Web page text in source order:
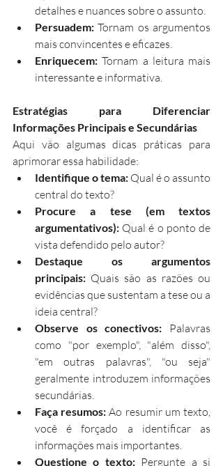
detalhes e nuances sobre o assunto.
Persuadem: Tornam os argumentos
mais convincentes e eficazes.
Enriquecem: Tornam a leitura mais
interessante e informativa.
Estratégias para Diferenciar
Informações Principais e Secundárias
Aqui vão algumas dicas práticas para
aprimorar essa habilidade:
Identifique o tema: Qual é o assunto
central do texto?
Procure a tese (em textos
argumentativos): Qual é o ponto de
vista defendido pelo autor?
Destaque os argumentos
principais: Quais são as razões ou
evidências que sustentam a tese ou a
ideia central?
Observe os conectivos: Palavras
como "por exemplo", "além disso",
"em outras palavras", "ou seja"
geralmente introduzem informações
secundárias.
Faça resumos: Ao resumir um texto,
você é forçado a identificar as
informações mais importantes.
Questione o texto: Pergunte a si